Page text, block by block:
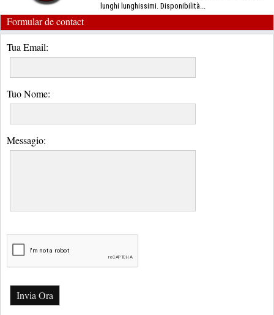
lunghi lunghissimi. Disponibilità...
Formular de contact
Tua Email:
Tuo Nome:
Messagio:
Invia Ora